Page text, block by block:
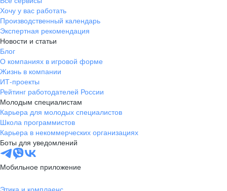
Хочу у вас работать
Производственный календарь
Экспертная рекомендация
Новости и статьи
Блог
О компаниях в игровой форме
Жизнь в компании
ИТ-проекты
Рейтинг работодателей России
Молодым специалистам
Карьера для молодых специалистов
Школа программистов
Карьера в некоммерческих организациях
Боты для уведомлений
Мобильное приложение